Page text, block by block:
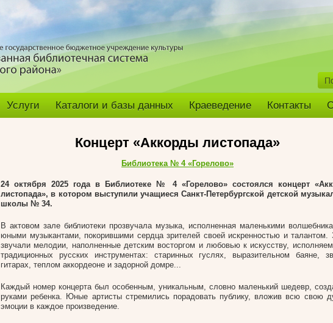
Услуги Каталоги и базы данных Краеведение Контакты
Концерт «Аккорды листопада»
Библиотека № 4 «Горелово»
24 октября 2025 года в Библиотеке № 4 «Горелово» состоялся концерт
листопада», в котором выступили учащиесяСанкт-Петербургской детской
школы № 34.
В актовом зале библиотеки прозвучала музыка, исполненная маленькими
юными музыкантами, покорившими сердца зрителей своей искренностью и талантом.
звучали мелодии, наполненные детским восторгом и любовью к искусству,
традиционных русских инструментах: старинных гуслях, выразительном баяне,
гитарах, теплом аккордеоне и задорной домре...
Каждый номер концерта был особенным, уникальным, словно маленький шедевр,
руками ребенка. Юные артисты стремились порадовать публику, вложив всю свою
эмоции в каждое произведение.